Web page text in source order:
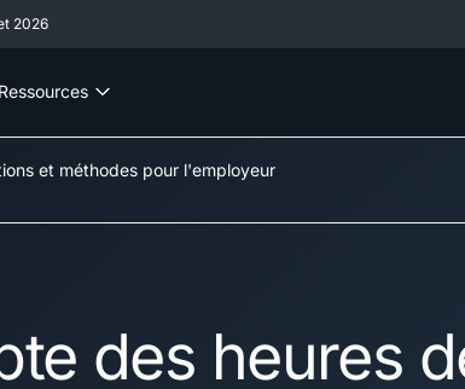
2026
Ressources
et méthodes pour l'employeur
des heures